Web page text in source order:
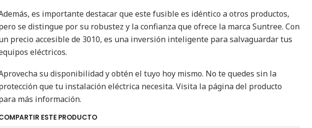
es importante destacar que este fusible es idéntico a otros productos,
se distingue por su robustez y la confianza que ofrece la marca Suntree. Con
precio accesible de 3010, es una inversión inteligente para salvaguardar tus
eléctricos.
su disponibilidad y obtén el tuyo hoy mismo. No te quedes sin la
que tu instalación eléctrica necesita. Visita la página del producto
más información.
ESTE PRODUCTO